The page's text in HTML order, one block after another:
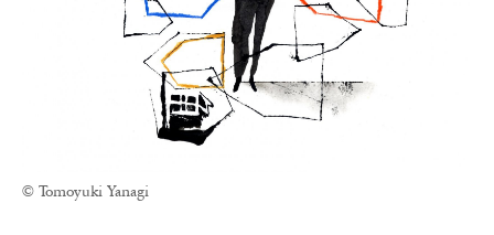
© Tomoyuki Yanagi